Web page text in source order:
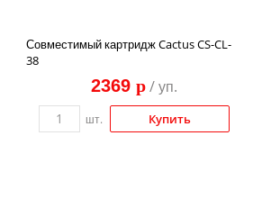
машины
Совместимый картридж Cactus CS-CL-
38
2369 p/ уп.
шт. Купить